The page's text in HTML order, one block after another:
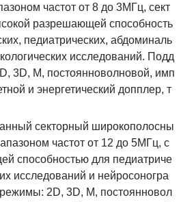
частот от 8 до 3МГц, сект
разрешающей способность
педиатрических, абдоминаль
исследований. Подд
3D, М, постоянноволновой, имп
и энергетический допплер, т
секторный широкополосны
частот от 12 до 5МГц, с
способностью для педиатриче
исследований и нейросоногра
2D, 3D, М, постоянновол